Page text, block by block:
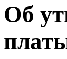
Об